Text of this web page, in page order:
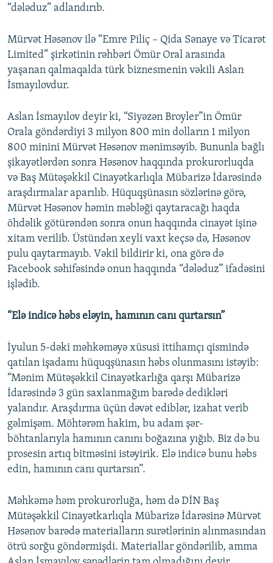
“dələduz” adlandırıb.
Mürvət Həsənov ilə “Emre Piliç – Qida Sənaye və Ticarət
Limited” şirkətinin rəhbəri Ömür Oral arasında
yaşanan qalmaqalda türk biznesmenin vəkili Aslan
İsmayılovdur.
Aslan İsmayılov deyir ki, “Siyəzən Broyler”in Ömür
Orala göndərdiyi 3 milyon 800 min dolların 1 milyon
800 minini Mürvət Həsənov mənimsəyib. Bununla bağlı
şikayətlərdən sonra Həsənov haqqında prokurorluqda
və Baş Mütəşəkkil Cinayətkarlıqla Mübarizə İdarəsində
araşdırmalar aparılıb. Hüquqşünasın sözlərinə görə,
Mürvət Həsənov həmin məbləği qaytaracağı haqda
öhdəlik götürəndən sonra onun haqqında cinayət işinə
xitam verilib. Üstündən xeyli vaxt keçsə də, Həsənov
pulu qaytarmayıb. Vəkil bildirir ki, ona görə də
Facebook səhifəsində onun haqqında “dələduz” ifadəsini
işlədib.
“Elə indicə həbs eləyin, hamının canı qurtarsın”
İyulun 5-dəki məhkəməyə xüsusi ittihamçı qismində
qatılan işadamı hüquqşünasın həbs olunmasını istəyib:
“Mənim Mütəşəkkil Cinayətkarlığa qarşı Mübarizə
İdarəsində 3 gün saxlanmağım barədə dedikləri
yalandır. Araşdırma üçün dəvət ediblər, izahat verib
gəlmişəm. Möhtərəm hakim, bu adam şər-
böhtanlarıyla hamının canını boğazına yığıb. Biz də bu
prosesin artıq bitməsini istəyirik. Elə indicə bunu həbs
edin, hamının canı qurtarsın”.
Məhkəmə həm prokurorluğa, həm də DİN Baş
Mütəşəkkil Cinayətkarlıqla Mübarizə İdarəsinə Mürvət
Həsənov barədə materialların surətlərinin alınmasından
ötrü sorğu göndərmişdi. Materiallar göndərilib, amma